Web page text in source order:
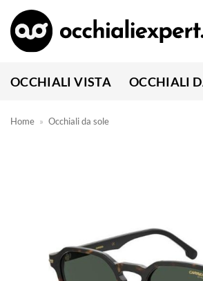
Salta
contenuti
OCCHIALI VISTA OCCHIALI
Home » Occhiali da sole